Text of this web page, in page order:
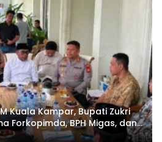
Kuala Kampar, Bupati Zukri
Forkopimda, BPH Migas, dan